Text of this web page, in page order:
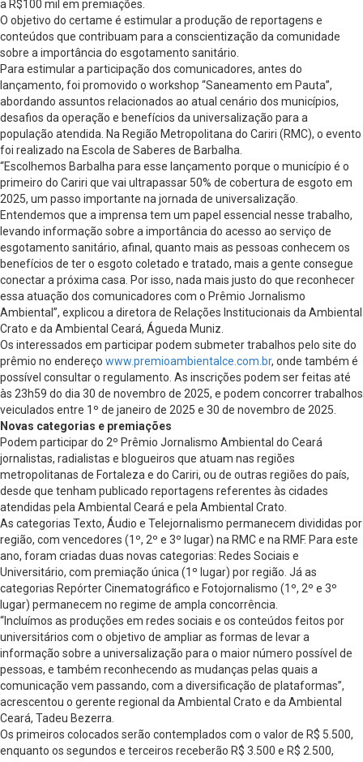
a R$100 mil em premiações.
O objetivo do certame é estimular a produção de reportagens e
conteúdos que contribuam para a conscientização da comunidade
sobre a importância do esgotamento sanitário.
Para estimular a participação dos comunicadores, antes do
lançamento, foi promovido o workshop “Saneamento em Pauta”,
abordando assuntos relacionados ao atual cenário dos municípios,
desafios da operação e benefícios da universalização para a
população atendida. Na Região Metropolitana do Cariri (RMC), o evento
foi realizado na Escola de Saberes de Barbalha.
“Escolhemos Barbalha para esse lançamento porque o município é o
primeiro do Cariri que vai ultrapassar 50% de cobertura de esgoto em
2025, um passo importante na jornada de universalização.
Entendemos que a imprensa tem um papel essencial nesse trabalho,
levando informação sobre a importância do acesso ao serviço de
esgotamento sanitário, afinal, quanto mais as pessoas conhecem os
benefícios de ter o esgoto coletado e tratado, mais a gente consegue
conectar a próxima casa. Por isso, nada mais justo do que reconhecer
essa atuação dos comunicadores com o Prêmio Jornalismo
Ambiental”, explicou a diretora de Relações Institucionais da Ambiental
Crato e da Ambiental Ceará, Águeda Muniz.
Os interessados em participar podem submeter trabalhos pelo site do
prêmio no endereço www.premioambientalce.com.br, onde também é
possível consultar o regulamento. As inscrições podem ser feitas até
às 23h59 do dia 30 de novembro de 2025, e podem concorrer trabalhos
veiculados entre 1º de janeiro de 2025 e 30 de novembro de 2025.
Novas categorias e premiações
Podem participar do 2º Prêmio Jornalismo Ambiental do Ceará
jornalistas, radialistas e blogueiros que atuam nas regiões
metropolitanas de Fortaleza e do Cariri, ou de outras regiões do país,
desde que tenham publicado reportagens referentes às cidades
atendidas pela Ambiental Ceará e pela Ambiental Crato.
As categorias Texto, Áudio e Telejornalismo permanecem divididas por
região, com vencedores (1º, 2º e 3º lugar) na RMC e na RMF. Para este
ano, foram criadas duas novas categorias: Redes Sociais e
Universitário, com premiação única (1º lugar) por região. Já as
categorias Repórter Cinematográfico e Fotojornalismo (1º, 2º e 3º
lugar) permanecem no regime de ampla concorrência.
“Incluímos as produções em redes sociais e os conteúdos feitos por
universitários com o objetivo de ampliar as formas de levar a
informação sobre a universalização para o maior número possível de
pessoas, e também reconhecendo as mudanças pelas quais a
comunicação vem passando, com a diversificação de plataformas”,
acrescentou o gerente regional da Ambiental Crato e da Ambiental
Ceará, Tadeu Bezerra.
Os primeiros colocados serão contemplados com o valor de R$ 5.500,
enquanto os segundos e terceiros receberão R$ 3.500 e R$ 2.500,